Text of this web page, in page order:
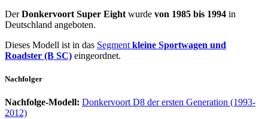
DerDonkervoort Super Eight wurde von 1985 bis 1994 in
Deutschland angeboten.
Dieses Modell ist in das Segment kleine Sportwagen und
Roadster (B SC) eingeordnet.
Nachfolger
Nachfolge-Modell: Donkervoort D8 der ersten Generation (1993-
2012)